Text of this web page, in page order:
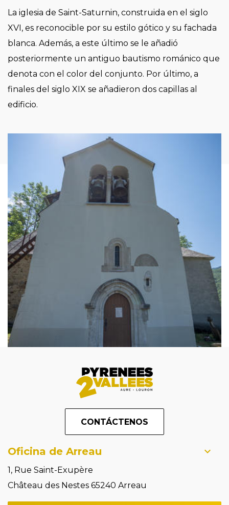
La iglesia de Saint-Saturnin, construida en el siglo
XVI, es reconocible por su estilo gótico y su fachada
blanca. Además, a este último se le añadió
posteriormente un antiguo bautismo románico que
denota con el color del conjunto. Por último, a
finales del siglo XIX se añadieron dos capillas al
edificio.
CONTÁCTENOS
Oficina de Arreau
1, Rue Saint-Exupère
Château des Nestes 65240 Arreau